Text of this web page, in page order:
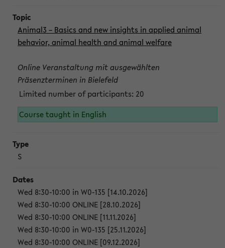
Animal3 – Basics and new insights in applied animal
behavior, animal health and animal welfare
Online Veranstaltung mit ausgewählten
Präsenzterminen in Bielefeld
Limited number of participants: 20
Course taught in English
S
Wed 8:30-10:00 in W0-135 [14.10.2026]
Wed 8:30-10:00 ONLINE [28.10.2026]
Wed 8:30-10:00 ONLINE [11.11.2026]
Wed 8:30-10:00 in W0-135 [25.11.2026]
Wed 8:30-10:00 ONLINE [09.12.2026]